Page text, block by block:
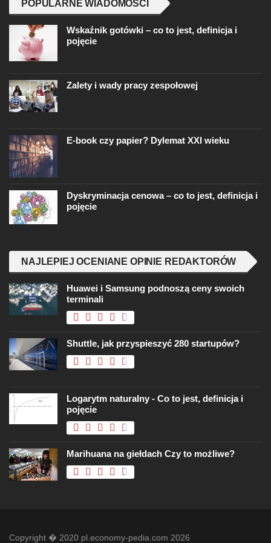
POPULARNE WIADOMOŚCI
Wskaźnik gotówki – co to jest, definicja i
pojęcie
Zalety i wady pracy zespołowej
E-book czy papier? Dylemat XXI wieku
Dyskryminacja cenowa – co to jest, definicja i
pojęcie
NAJLEPIEJ OCENIANE OPINIE REDAKTORÓW
Huawei i Samsung podnoszą ceny swoich
terminali
Shuttle, jak przyspieszyć 280 startupów?
Logarytm naturalny - Co to jest, definicja i
pojęcie
Marihuana na giełdach Czy to możliwe?
Copyright � 2020 pl.economy-pedia.com 2026